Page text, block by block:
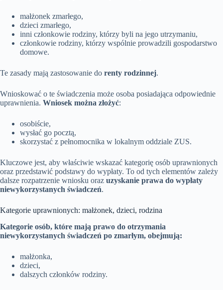
małżonek zmarłego,
dzieci zmarłego,
inni członkowie rodziny, którzy byli na jego utrzymaniu,
członkowie rodziny, którzy wspólnie prowadzili gospodarstwo
domowe.
Te zasady mają zastosowanie do renty rodzinnej.
Wnioskować o te świadczenia może osoba posiadająca odpowiednie
uprawnienia. Wniosek można złożyć:
osobiście,
wysłać go pocztą,
skorzystać z pełnomocnika w lokalnym oddziale ZUS.
Kluczowe jest, aby właściwie wskazać kategorię osób uprawnionych
oraz przedstawić podstawy do wypłaty. To od tych elementów zależy
dalsze rozpatrzenie wniosku oraz uzyskanie prawa do wypłaty
niewykorzystanych świadczeń.
Kategorie uprawnionych: małżonek, dzieci, rodzina
Kategorie osób, które mają prawo do otrzymania
niewykorzystanych świadczeń po zmarłym, obejmują:
małżonka,
dzieci,
dalszych członków rodziny.